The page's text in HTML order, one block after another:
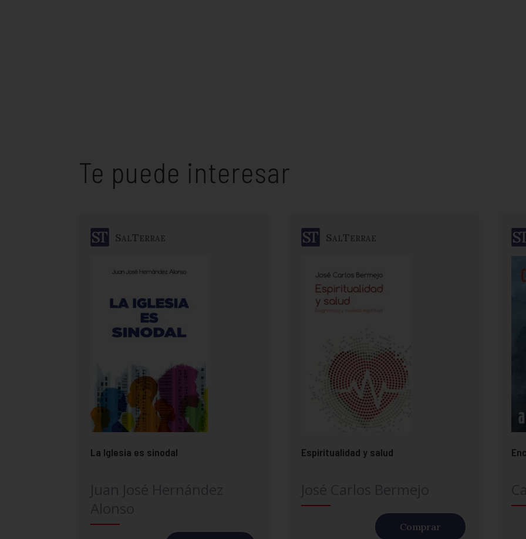
Te puede interesar
SalTerrae
La Iglesia es sinodal
SalTerrae
Espiritualidad y salud
Comprar